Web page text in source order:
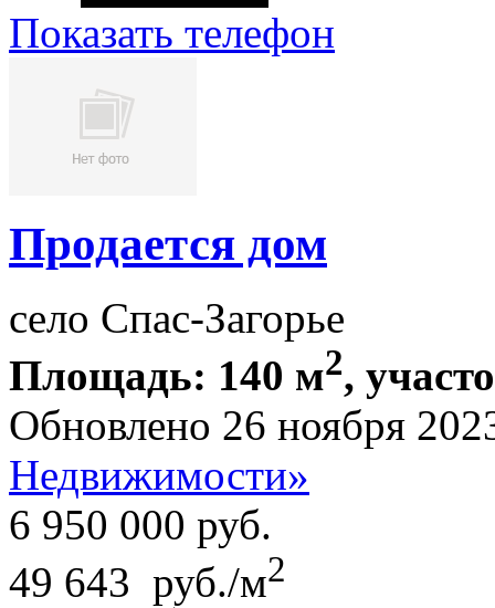
Показать телефон
Продается дом
село Спас-Загорье
Площадь: 140 м2,
Обновлено 26 ноября
Недвижимости»
6 950 000 руб.
49 643 руб./м2